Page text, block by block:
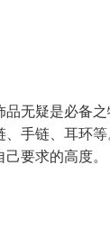
无疑是必备
手链、耳环
要求的高度。